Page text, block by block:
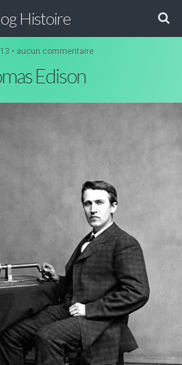
Histoire
• aucun commentaire
Edison